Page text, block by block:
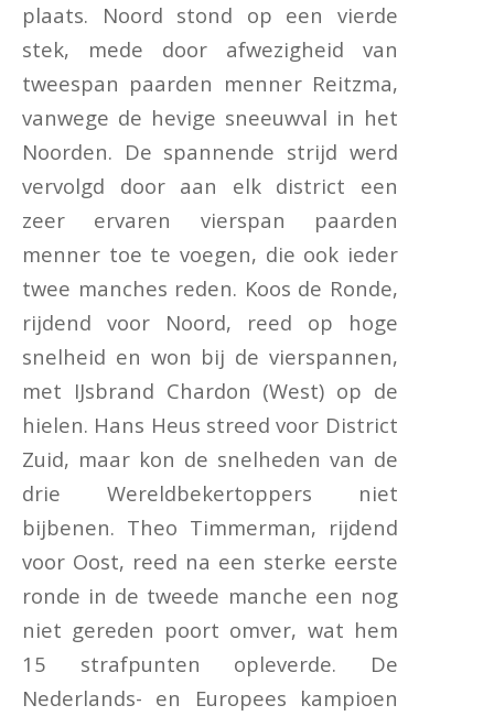
plaats. Noord stond op een vierde
stek, mede door afwezigheid van
tweespan paarden menner Reitzma,
vanwege de hevige sneeuwval in het
Noorden. De spannende strijd werd
vervolgd door aan elk district een
zeer ervaren vierspan paarden
menner toe te voegen, die ook ieder
twee manches reden. Koos de Ronde,
rijdend voor Noord, reed op hoge
snelheid en won bij de vierspannen,
met IJsbrand Chardon (West) op de
hielen. Hans Heus streed voor District
Zuid, maar kon de snelheden van de
drie Wereldbekertoppers niet
bijbenen. Theo Timmerman, rijdend
voor Oost, reed na een sterke eerste
ronde in de tweede manche een nog
niet gereden poort omver, wat hem
15 strafpunten opleverde. De
Nederlands- en Europees kampioen